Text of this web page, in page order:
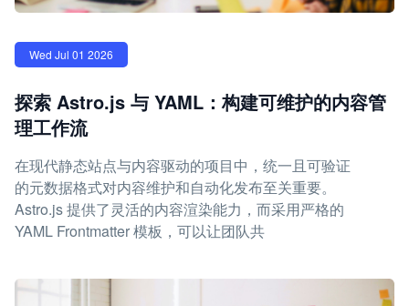
Wed Jul 01 2026
探索 Astro.js 与 YAML：构建可维护的内容管
理工作流
在现代静态站点与内容驱动的项目中，统一且可验证
的元数据格式对内容维护和自动化发布至关重要。
Astro.js 提供了灵活的内容渲染能力，而采用严格的
YAML Frontmatter 模板，可以让团队共